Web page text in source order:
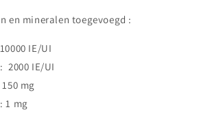
en mineralen toegevoegd :
IE/UI
2000 IE/UI
150 mg
1 mg